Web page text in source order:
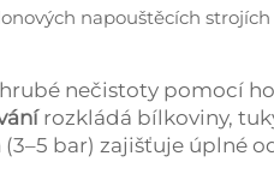
napouštěcích
nečistoty pomocí
rozkládá bílkoviny,
(3–5 bar) zajišťuje úplné